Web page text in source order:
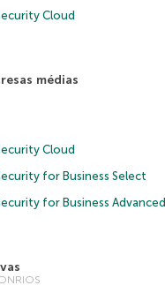
Cloud
médias
Cloud
for Business Select
for Business Advanced